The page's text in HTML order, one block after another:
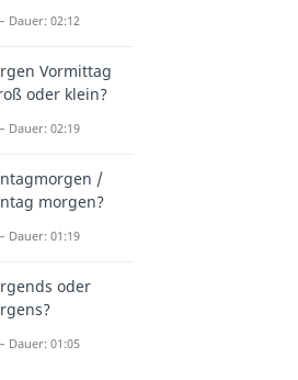
Dauer: 02:12
Vormittag
oder klein?
Dauer: 02:19
/
morgen?
Dauer: 01:19
oder
Dauer: 01:05